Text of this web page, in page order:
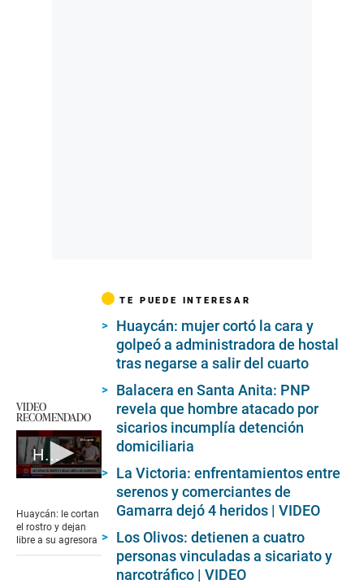
VIDEO
RECOMENDADO
Huaycán: le cortan el rostro y dejan libre a su agresora
of
4
minutes,
Huaycán: le cortan
el rostro y dejan
libre a su agresora
TE PUEDE INTERESAR
Huaycán: mujer cortó la cara y
golpeó a administradora de hostal
tras negarse a salir del cuarto
Balacera en Santa Anita: PNP
revela que hombre atacado por
sicarios incumplía detención
domiciliaria
La Victoria: enfrentamientos entre
serenos y comerciantes de
Gamarra dejó 4 heridos | VIDEO
Los Olivos: detienen a cuatro
personas vinculadas a sicariato y
narcotráfico | VIDEO